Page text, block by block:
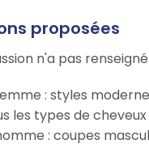
proposées
n'a pas
: styles
les types de cheveux
: coupes